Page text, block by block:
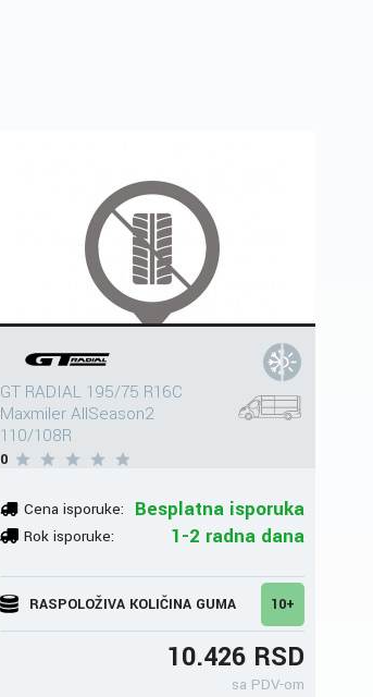
GT RADIAL 195/75 R16C
Maxmiler AllSeason2
110/108R
0
Cena isporuke: Besplatna isporuka
Rok isporuke: 1-2 radna dana
RASPOLOŽIVA KOLIČINA GUMA 10+
10.426 RSD
sa PDV-om